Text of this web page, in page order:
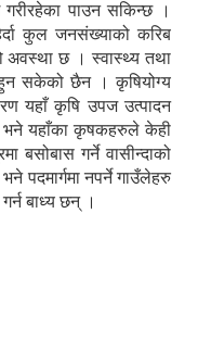
पाउन सकिन्छ ।
कुल जनसंख्याको करिब
अवस्था छ । स्वास्थ्य तथा
हुन सकेको छैन । कृषियोग्य
यहाँ कृषि उपज उत्पादन
भने यहाँका कृषकहरुले केही
बसोबास गर्ने वासीन्दाको
पदमार्गमा नपर्ने गाउँलेहरु
बाध्य छन् ।